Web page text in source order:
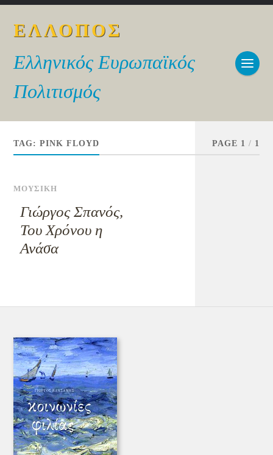
ΕΛΛΟΠΟΣ
Ελληνικός Ευρωπαϊκός
Πολιτισμός
TAG:PINK FLOYD PAGE 1 / 1
ΜΟΥΣΙΚΗ
Γιώργος Σπανός,
Του Χρόνου η
Ανάσα